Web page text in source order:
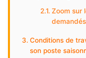
Zoom sur
Conditions de
son poste